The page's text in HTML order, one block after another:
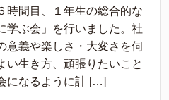
時間目、１年生の総合的な
学ぶ会」を行いました。社
意義や楽しさ・大変さを伺
い生き方、頑張りたいこと
になるように計 […]